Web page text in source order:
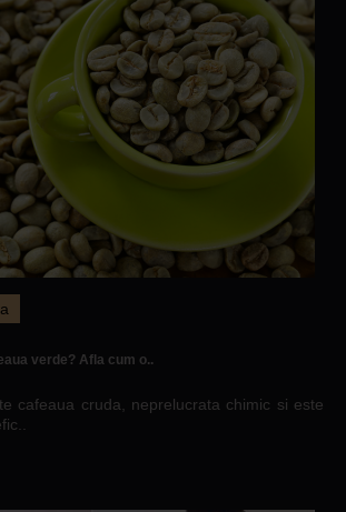
verde? Afla cum o..
cafeaua cruda, neprelucrata chimic si este